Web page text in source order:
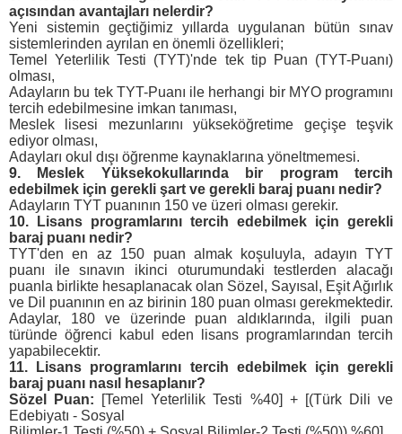
açısından avantajları nelerdir?
Yeni sistemin geçtiğimiz yıllarda uygulanan bütün sınav
sistemlerinden ayrılan en önemli özellikleri;
Temel Yeterlilik Testi (TYT)'nde tek tip Puan (TYT-Puanı)
olması,
Adayların bu tek TYT-Puanı ile herhangi bir MYO programını
tercih edebilmesine imkan tanıması,
Meslek lisesi mezunlarını yükseköğretime geçişe teşvik
ediyor olması,
Adayları okul dışı öğrenme kaynaklarına yöneltmemesi.
9. Meslek Yüksekokullarında bir program tercih
edebilmek için gerekli şart ve gerekli baraj puanı nedir?
Adayların TYT puanının 150 ve üzeri olması gerekir.
10. Lisans programlarını tercih edebilmek için gerekli
baraj puanı nedir?
TYT'den en az 150 puan almak koşuluyla, adayın TYT
puanı ile sınavın ikinci oturumundaki testlerden alacağı
puanla birlikte hesaplanacak olan Sözel, Sayısal, Eşit Ağırlık
ve Dil puanının en az birinin 180 puan olması gerekmektedir.
Adaylar, 180 ve üzerinde puan aldıklarında, ilgili puan
türünde öğrenci kabul eden lisans programlarından tercih
yapabilecektir.
11. Lisans programlarını tercih edebilmek için gerekli
baraj puanı nasıl hesaplanır?
Sözel Puan:
[Temel Yeterlilik Testi %40] + [(Türk Dili ve
Edebiyatı - Sosyal